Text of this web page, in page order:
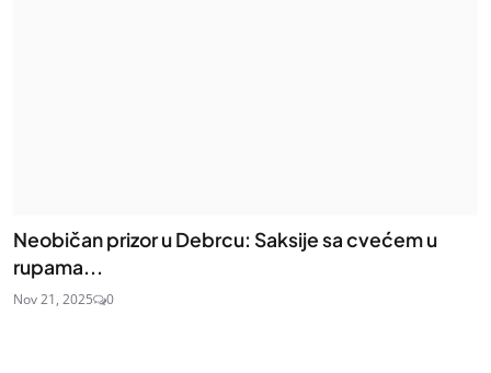
Neobičan prizor u Debrcu: Saksije sa cvećem u
rupama...
Nov 21, 2025 0